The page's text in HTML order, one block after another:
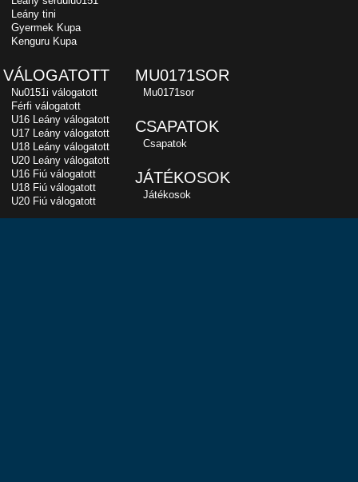
Leány tini
Gyermek Kupa
Kenguru Kupa
VÁLOGATOTT
Nu0151i válogatott
Férfi válogatott
U16 Leány válogatott
U17 Leány válogatott
U18 Leány válogatott
U20 Leány válogatott
U16 Fiú válogatott
U18 Fiú válogatott
U20 Fiú válogatott
MU0171SOR
Mu0171sor
CSAPATOK
Csapatok
JÁTÉKOSOK
Játékosok